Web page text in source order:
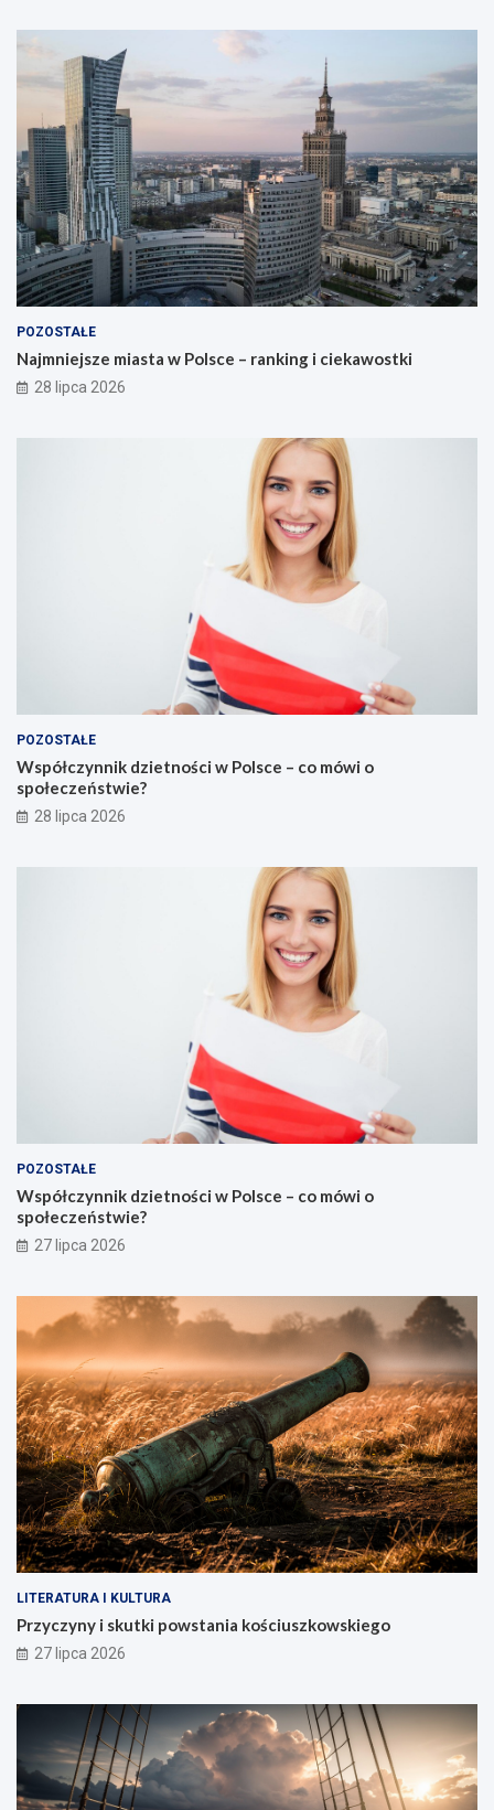
POZOSTAŁE
Najmniejsze miasta w Polsce – ranking i ciekawostki
28 lipca 2026
POZOSTAŁE
Współczynnik dzietności w Polsce – co mówi o
społeczeństwie?
28 lipca 2026
POZOSTAŁE
Współczynnik dzietności w Polsce – co mówi o
społeczeństwie?
27 lipca 2026
LITERATURA I KULTURA
Przyczyny i skutki powstania kościuszkowskiego
27 lipca 2026